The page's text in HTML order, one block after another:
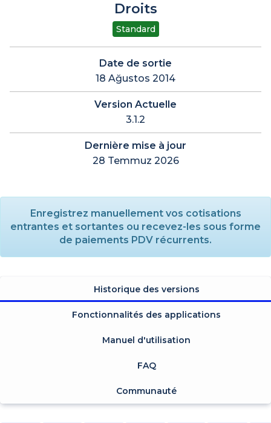
Droits
Standard
Date de sortie
18 Ağustos 2014
Version Actuelle
3.1.2
Dernière mise à jour
28 Temmuz 2026
Enregistrez manuellement vos cotisations
entrantes et sortantes ou recevez-les sous forme
de paiements PDV récurrents.
Historique des versions
Fonctionnalités des applications
Manuel d'utilisation
FAQ
Communauté